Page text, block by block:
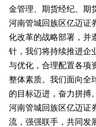
金管理、期货经纪、期
河南管城回族区亿迈证
化改革的战略部署，并
针，我们将持续推进企
与优化，合理配置各项
整体素质。我们面向全
的目标迈进，奋力拼搏。
河南管城回族区亿迈证
流，强强联手，共同发